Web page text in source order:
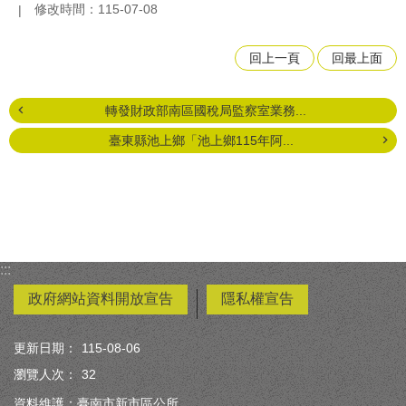
修改時間：115-07-08
回上一頁 回最上面
轉發財政部南區國稅局監察室業務...
臺東縣池上鄉「池上鄉115年阿...
:::
政府網站資料開放宣告
隱私權宣告
更新日期：
115-08-06
瀏覽人次：
32